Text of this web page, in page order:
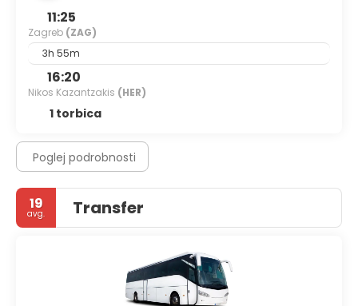
11:25
Zagreb (ZAG)
3h 55m
16:20
Nikos Kazantzakis (HER)
1 torbica
Poglej podrobnosti
19
avg. Transfer